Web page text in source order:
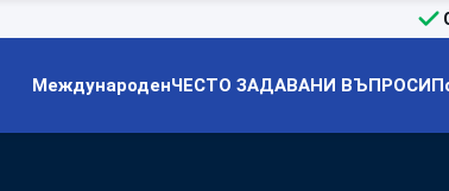
МеждународенЧЕСТО ЗАДАВАНИ ВЪПРОСИ